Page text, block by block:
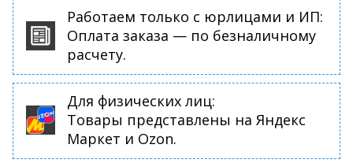
Работаем только с юрлицами и ИП:
Оплата заказа — по безналичному
расчету.
Для физических лиц:
Товары представлены на Яндекс
Маркет и Ozon.